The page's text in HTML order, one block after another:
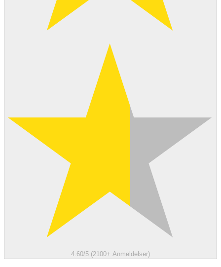
4.60/5 (2100+ Anmeldelser)